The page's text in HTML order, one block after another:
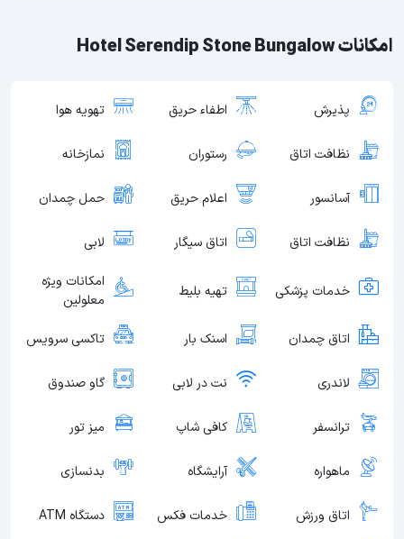
امکانات Hotel Serendip Stone Bungalow
پذیرش اطفاء حریق تهویه هوا
نظافت اتاق رستوران نمازخانه
آسانسور اعلام حریق حمل چمدان
نظافت اتاق اتاق سیگار لابی
خدمات پزشکی تهیه بلیط
امکانات ویژه
معلولین
اتاق چمدان اسنک بار تاکسی سرویس
لاندری نت در لابی گاو صندوق
ترانسفر کافی شاپ میز تور
ماهواره آرایشگاه بدنسازی
اتاق ورزش خدمات فکس دستگاه ATM